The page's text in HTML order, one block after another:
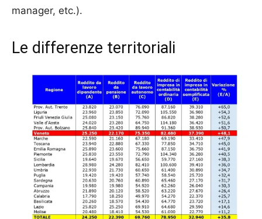
manager, etc.).
Le differenze territoriali